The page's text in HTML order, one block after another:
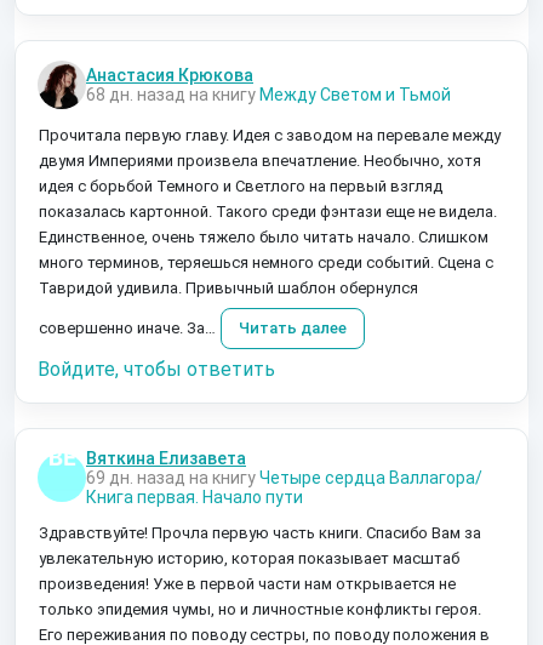
Анастасия Крюкова
68 дн. назад на книгу Между Светом и Тьмой
Прочитала первую главу. Идея с заводом на перевале между
двумя Империями произвела впечатление. Необычно, хотя
идея с борьбой Темного и Светлого на первый взгляд
показалась картонной. Такого среди фэнтази еще не видела.
Единственное, очень тяжело было читать начало. Слишком
много терминов, теряешься немного среди событий. Сцена с
Тавридой удивила. Привычный шаблон обернулся
совершенно иначе. За… Читать далее
Войдите, чтобы ответить
Вяткина Елизавета
69 дн. назад на книгуЧетыре сердца Валлагора/
Книга первая. Начало пути
Здравствуйте! Прочла первую часть книги. Спасибо Вам за
увлекательную историю, которая показывает масштаб
произведения! Уже в первой части нам открывается не
только эпидемия чумы, но и личностные конфликты героя.
Его переживания по поводу сестры, по поводу положения в